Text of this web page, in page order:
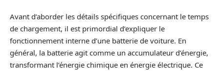
Avant d’aborder les détails spécifiques concernant le temps
de chargement, il est primordial d’expliquer le
fonctionnement interne d’une batterie de voiture. En
général, la batterie agit comme un accumulateur d’énergie,
transformant l’énergie chimique en énergie électrique. Ce